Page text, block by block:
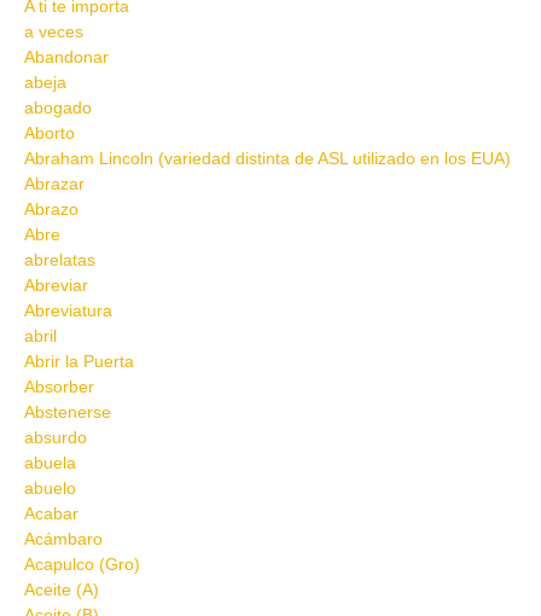
A ti te importa
a veces
Abandonar
abeja
abogado
Aborto
Abraham Lincoln (variedad distinta de ASL utilizado en los EUA)
Abrazar
Abrazo
Abre
abrelatas
Abreviar
Abreviatura
abril
Abrir la Puerta
Absorber
Abstenerse
absurdo
abuela
abuelo
Acabar
Acámbaro
Acapulco (Gro)
Aceite (A)